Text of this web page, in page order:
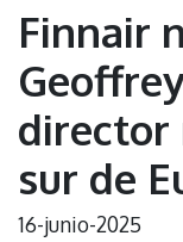
Finnair
director
sur de
16-junio-2025